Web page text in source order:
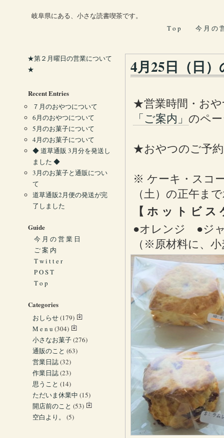
岐阜県にある、小さな読書喫茶です。
T o p
今 月 の
4月25日（日
★営業時間・お
「ご案内」 のペ
★おやつのご予
※ ケーキ・スコ
（土）の正午ま
【 ホ ッ ト ビ ス
●オレンジ ●ジ
（※原材料に、
★第２月曜日の営業について
★
Recent Entries
７月のおやつについて
6月のおやつについて
5月のお菓子について
4月のお菓子について
◆ 道草通販 3月分を発送し
ました ◆
3月のお菓子と通販につい
て
道草通販2月便の発送が完
了しました
Guide
今 月 の 営 業 日
ご 案 内
T w i t t e r
P O S T
T o p
Categories
おしらせ(179)
M e n u (304)
小さなお菓子(276)
通販のこと (63)
営業日誌(32)
作業日誌(23)
思うこと (14)
ただいま休業中 (15)
開店前のこと (53)
空白より。
(5)